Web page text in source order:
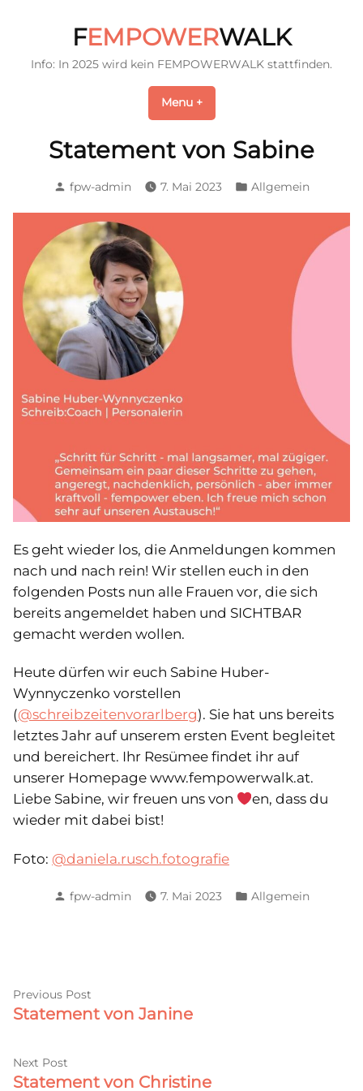
FEMPOWERWALK
Info: In 2025 wird kein FEMPOWERWALK stattfinden.
Menu +expanded
collapsed
Statement von Sabine
Posted
fpw-admin 7. Mai 2023
Posted
Allgemein
Es geht wieder los, die Anmeldungen kommen
nach und nach rein! Wir stellen euch in den
folgenden Posts nun alle Frauen vor, die sich
bereits angemeldet haben und SICHTBAR
gemacht werden wollen.
Heute dürfen wir euch Sabine Huber-
Wynnyczenko vorstellen
(@schreibzeitenvorarlberg). Sie hat uns bereits
letztes Jahr auf unserem ersten Event begleitet
und bereichert. Ihr Resümee findet ihr auf
unserer Homepage www.fempowerwalk.at.
Liebe Sabine, wir freuen uns von
en, dass du
wieder mit dabei bist!
Foto: @daniela.rusch.fotografie
Posted
fpw-admin 7. Mai 2023
Posted
Allgemein
Beitragsnavigation
Previous Post
post:
Statement von Janine
Next Post
post:
Statement von Christine